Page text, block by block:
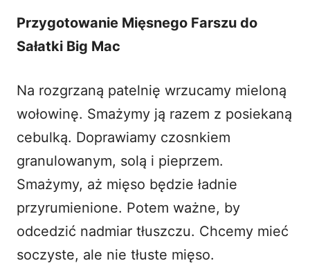
Przygotowanie Mięsnego Farszu do
Sałatki Big Mac
Na rozgrzaną patelnię wrzucamy mieloną
wołowinę. Smażymy ją razem z posiekaną
cebulką. Doprawiamy czosnkiem
granulowanym, solą i pieprzem.
Smażymy, aż mięso będzie ładnie
przyrumienione. Potem ważne, by
odcedzić nadmiar tłuszczu. Chcemy mieć
soczyste, ale nie tłuste mięso.